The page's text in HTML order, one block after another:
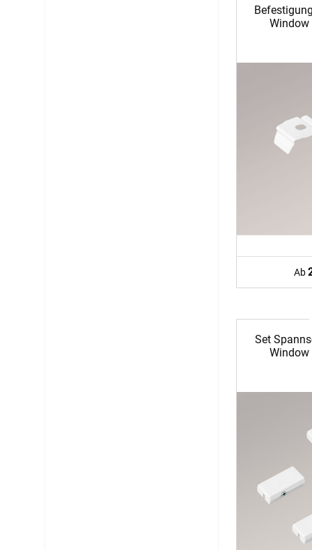
Window
Ab
Set
Window